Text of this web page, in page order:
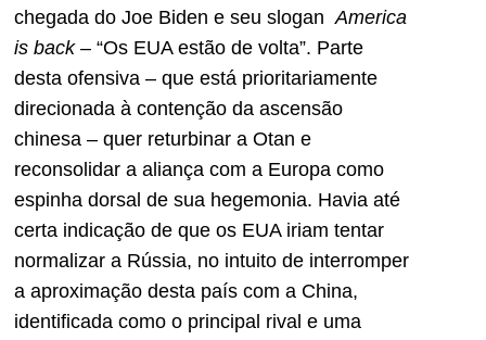
chegada do Joe Biden e seu sloganAmerica
is back– “Os EUA estão de volta”. Parte
desta ofensiva – que está prioritariamente
direcionada à contenção da ascensão
chinesa – quer returbinar a Otan e
reconsolidar a aliança com a Europa como
espinha dorsal de sua hegemonia. Havia até
certa indicação de que os EUA iriam tentar
normalizar a Rússia, no intuito de interromper
a aproximação desta país com a China,
identificada como o principal rival e uma